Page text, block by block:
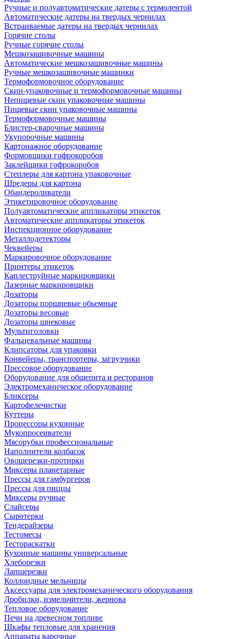
Ручные и полуавтоматические датеры с термолентой
Автоматические датеры на твердых чернилах
Встраиваемые датеры на твердых чернилах
Горячие столы
Ручные горячие столы
Мешкозашивочные машины
Автоматические мешкозашивочные машины
Ручные мешкозашивочные машинки
Термоформовочное оборудование
Скин-упаковочные и термоформовочные машины
Непищевые скин упаковочные машины
Пищевые скин упаковочные машины
Термоформовочные машины
Блистер-сварочные машины
Укупорочные машины
Картонажное оборудование
Формовщики гофрокоробов
Заклейщики гофрокоробов
Степлеры для картона упаковочные
Шредеры для картона
Обандероливатели
Этикетировочное оборудование
Полуавтоматические аппликаторы этикеток
Автоматические аппликаторы этикеток
Инспекционное оборудование
Металлодетекторы
Чеквейеры
Маркировочное оборудование
Принтеры этикеток
Каплеструйные маркировщики
Лазерные маркировщики
Дозаторы
Дозаторы поршневые обьемные
Дозаторы весовые
Дозаторы шнековые
Мультиголовки
Фальцевальные машины
Клипсаторы для упаковки
Конвейеры, транспортеры, загрузчики
Прессовое оборудование
Оборудование для общепита и ресторанов
Электромеханическое оборудование
Бликсеры
Картофелечистки
Куттеры
Процессоры кухонные
Мукопросеиватели
Мясорубки профессиональные
Наполнители колбасок
Овощерезки-протирки
Миксеры планетарные
Прессы для гамбургеров
Прессы для пиццы
Миксеры ручные
Слайсеры
Сыротерки
Тендерайзеры
Тестомесы
Тестораскатки
Кухонные машины универсальные
Хлеборезки
Лапшерезки
Коллоидные мельницы
Аксессуары для электромеханического оборудования
Дробилки, измельчители, жернова
Тепловое оборудование
Печи на древесном топливе
Шкафы тепловые для хранения
Аппараты варочные